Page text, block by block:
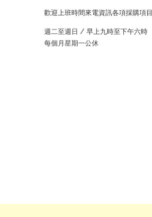
歡迎上班時間來電資訊各項採購項目
週二至週日 / 早上九時至下午六時
每個月星期一公休